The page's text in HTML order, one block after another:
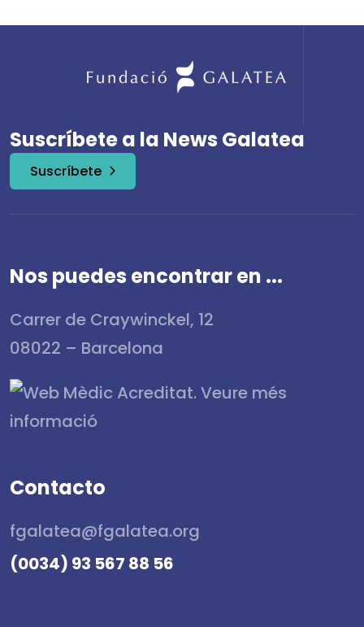
Suscríbete a la News Galatea
Suscríbete
Nos puedes encontrar en ...
Carrer de Craywinckel, 12
08022 – Barcelona
Contacto
fgalatea@fgalatea.org
(0034) 93 567 88 56